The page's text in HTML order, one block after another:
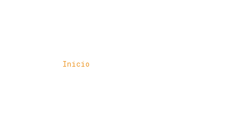
Inicio